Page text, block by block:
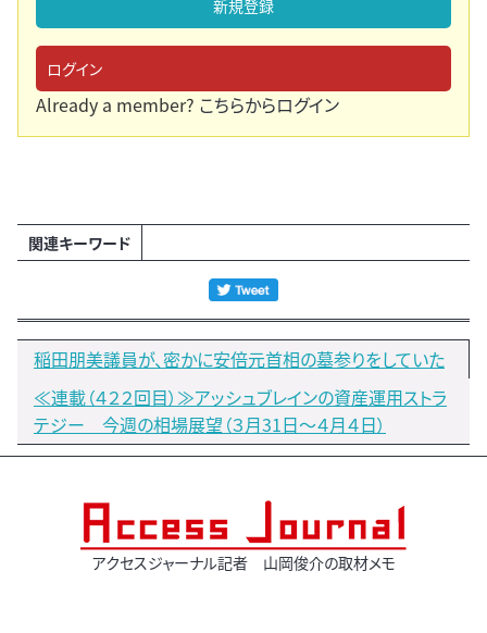
新規登録
ログイン
Already a member? こちらからログイン
関連キーワード
稲田朋美議員が、密かに安倍元首相の墓参りをしていた
≪連載（４２２回目）≫アッシュブレインの資産運用ストラ
テジー 今週の相場展望（３月31日～４月４日）
アクセスジャーナル記者 山岡俊介の取材メモ